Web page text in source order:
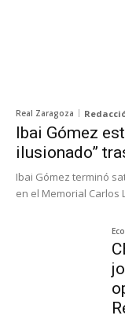
Real Zaragoza
Ibai Gómez
ilusionado”
Ibai Gómez terminó
en el Memorial Carlos